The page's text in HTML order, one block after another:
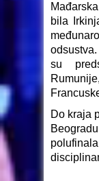
bila
su
Do kraja